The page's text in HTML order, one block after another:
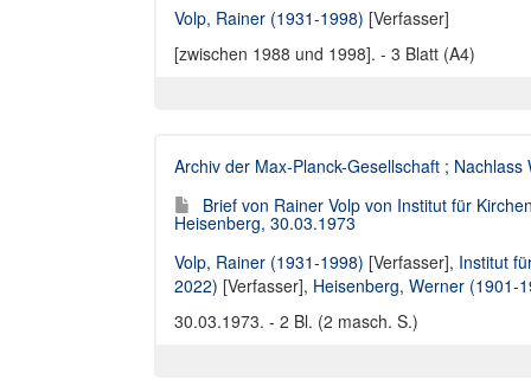
Volp, Rainer (1931-1998) [Verfasser]
[zwischen 1988 und 1998]. - 3 Blatt (A4)
Archiv der Max-Planck-Gesellschaft ; Nachlass
Brief von Rainer Volp von Institut für
Heisenberg, 30.03.1973
Volp, Rainer (1931-1998) [Verfasser], Institut
2022) [Verfasser], Heisenberg, Werner (1901-
30.03.1973. - 2 Bl. (2 masch. S.)